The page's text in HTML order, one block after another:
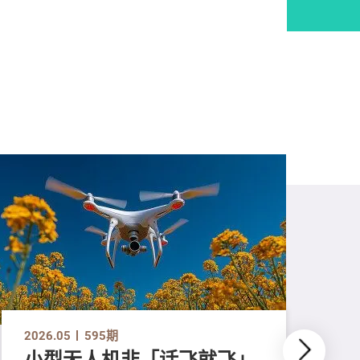
2026.05 595期